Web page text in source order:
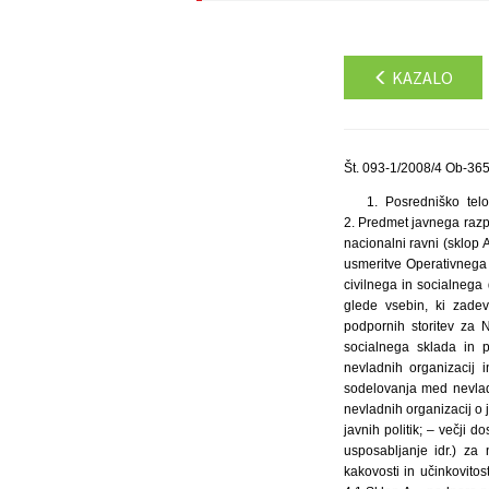
KAZALO
Št. 093-1/2008/4 Ob-
1. Posredniško telo in izvajalec razpisa: Republika Slovenija, Ministrstvo za javno upravo, Tržaška 21, 1000 Ljubljana. 2. Predmet javnega razpisa Predmet javnega razpisa je sofinanciranje projektov: A) horizontalnih mrežnih nevladnih organizacij na nacionalni ravni (sklop A), B) NVO stičišč na regionalni ravni (sklop B). Javni razpis je namenjen doseganju ciljev 5.3. prednostne usmeritve Operativnega programa razvoja človeških virov za obdobje 2007 do 2013: Spodbujanje razvoja nevladnih organizacij, civilnega in socialnega dialoga. Financirani bodo projekti, ki bodo vsebinsko usmerjeni v: – informiranje nevladnih organizacij glede vsebin, ki zadevajo nevladne organizacije, podporo mreženju in sodelovanju nevladnih organizacij; – zagotavljanje podpornih storitev za NVO; – razvoj in uvajanje novih IKT rešitev za NVO sektor. Projekti bodo sofinancirani iz Evropskega socialnega sklada in proračuna Republike Slovenije. 3. Namen in cilji razpisa Sofinancirani projekti horizontalnih mrežnih nevladnih organizacij in regionalnih NVO stičišč morajo prispevati k: – spodbujanju dialoga, povezovanja in različnih oblik sodelovanja med nevladnimi organizacijami na nacionalni, regionalni ter ravni EU; – izboljšanju ozaveščenosti in informiranosti nevladnih organizacij o javnih politikah, kar bo omogočilo aktivnejšo vlogo nevladnih organizacij v procesih oblikovanja in izvajanja javnih politik; – večji dostopnosti storitev (pravno svetovanje, svetovanje s področja finančnega poslovanja, projektno svetovanje, usposabljanje idr.) za